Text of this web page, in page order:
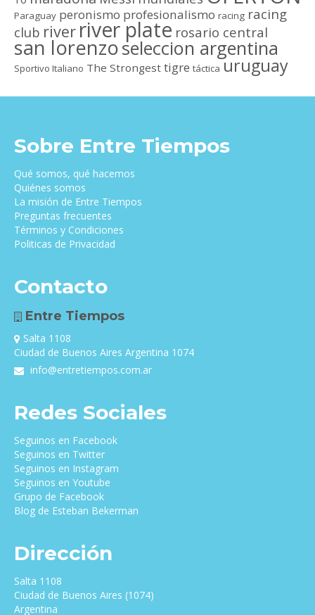
Paraguay peronismo profesionalismo racing racing
club river river plate rosario central
san lorenzoseleccion argentina
Sportivo Italiano The Strongest tigre táctica uruguay
Sobre Entre Tiempos
Qué somos, qué hacemos
Quiénes somos
La misión de Entre Tiempos
Preguntas frecuentes
Términos y Condiciones
Politicas de Privacidad
Contacto
Entre Tiempos
Salta 1108
Ciudad de Buenos Aires Argentina 1074
info@entretiempos.com.ar
Redes Sociales
Seguinos en Facebook
Seguinos en Twitter
Seguinos en Instagram
Seguinos en Youtube
Grupo de Facebook
Blog de Esteban Bekerman
Dirección
Salta 1108
Ciudad de Buenos Aires (1074)
Argentina